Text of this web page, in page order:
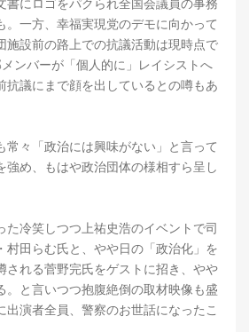
書にロゴをパクられ全国会議員の事務
。一方、幸福実現党のデモに向かって
施設前の路上での抗議活動は現時点で
ンバーが「個人的に」レイシストへ
抗議にまで顔を出しているとの噂もあ
常々「政治には興味がない」と言って
強め、もはや政治団体の様相すら呈し
た冷笑しつつ上祐史浩のイベントで司
村田らむ氏と、やや日の「政治化」を
される菅野完氏をゲストに招き、やや
。と言いつつ抱腹絶倒の取材映像も盛
出演者全員、警察のお世話になったこ